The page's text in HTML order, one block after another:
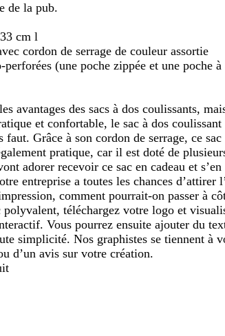
de la pub.
cm l
cordon de serrage de couleur assortie
(une poche zippée et une poche
avantages des sacs à dos coulissants,
et confortable, le sac à dos
faut. Grâce à son cordon de serrage, ce
pratique, car il est doté de
adorer recevoir ce sac en cadeau et
entreprise a toutes les chances d’attirer
comment pourrait-on passer à
polyvalent, téléchargez votre logo et
Vous pourrez ensuite ajouter du
simplicité. Nos graphistes se tiennent à
d’un avis sur votre création.